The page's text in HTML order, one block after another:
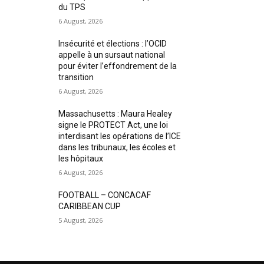
du TPS
6 August, 2026
Insécurité et élections : l’OCID
appelle à un sursaut national
pour éviter l’effondrement de la
transition
6 August, 2026
Massachusetts : Maura Healey
signe le PROTECT Act, une loi
interdisant les opérations de l’ICE
dans les tribunaux, les écoles et
les hôpitaux
6 August, 2026
FOOTBALL – CONCACAF
CARIBBEAN CUP
5 August, 2026